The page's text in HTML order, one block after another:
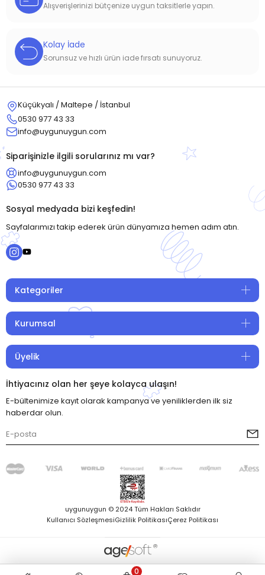
Alışverişlerinizi bütçenize uygun taksitlerle yapın.
Kolay İade
Sorunsuz ve hızlı ürün iade fırsatı sunuyoruz.
Kategoriler
Kurumsal
Üyelik
İhtiyacınız olan her şeye kolayca ulaşın!
E-bültenimize kayıt olarak kampanya ve yeniliklerden ilk siz
haberdar olun.
Küçükyalı / Maltepe / İstanbul
0530 977 43 33
info@uygunuygun.com
Siparişinizle ilgili sorularınız mı var?
info@uygunuygun.com
0530 977 43 33
Sosyal medyada bizi keşfedin!
Sayfalarımızı takip ederek ürün dünyamıza hemen adım atın.
uygunuygun © 2024 Tüm Hakları Saklıdır
Kullanıcı SözleşmesiGizlilik PolitikasıÇerez Politikası
0